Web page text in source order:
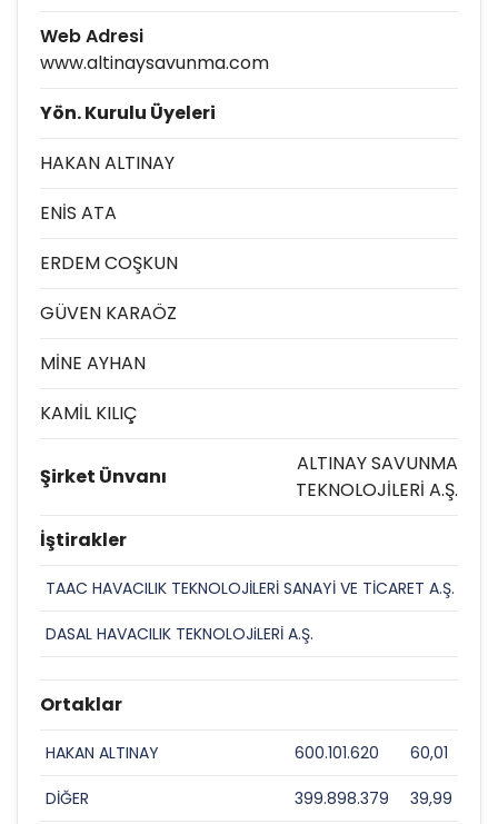
Web Adresi
www.altinaysavunma.com
Yön. Kurulu Üyeleri
HAKAN ALTINAY
ENİS ATA
ERDEM COŞKUN
GÜVEN KARAÖZ
MİNE AYHAN
KAMİL KILIÇ
Şirket Ünvanı
ALTINAY SAVUNMA
TEKNOLOJİLERİ A.Ş.
İştirakler
TAAC HAVACILIK TEKNOLOJİLERİ SANAYİ VE TİCARET A.Ş.
DASAL HAVACILIK TEKNOLOJiLERİ A.Ş.
Ortaklar
HAKAN ALTINAY 600.101.620 60,01
DİĞER 399.898.379 39,99